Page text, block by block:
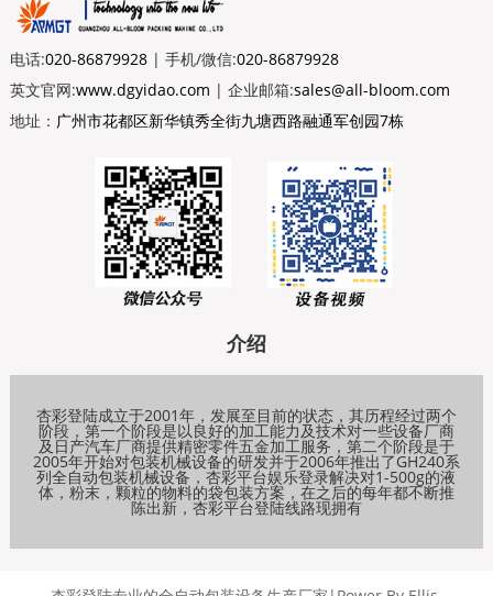
电话:020-86879928| 手机/微信:020-86879928
英文官网:www.dgyidao.com | 企业邮箱:sales@all-bloom.com
地址： 广州市花都区新华镇秀全街九塘西路融通军创园7栋
介绍
杏彩登陆成立于2001年，发展至目前的状态，其历程经过两个
阶段，第一个阶段是以良好的加工能力及技术对一些设备厂商
及日产汽车厂商提供精密零件五金加工服务，第二个阶段是于
2005年开始对包装机械设备的研发并于2006年推出了GH240系
列全自动包装机械设备，杏彩平台娱乐登录解决对1-500g的液
体，粉末，颗粒的物料的袋包装方案，在之后的每年都不断推
陈出新，杏彩平台登陆线路现拥有